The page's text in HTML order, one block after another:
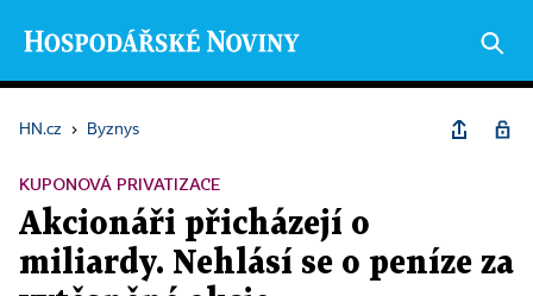
HN.cz › Byznys
KUPONOVÁ PRIVATIZACE
Akcionáři přicházejí o
miliardy. Nehlásí se o peníze za